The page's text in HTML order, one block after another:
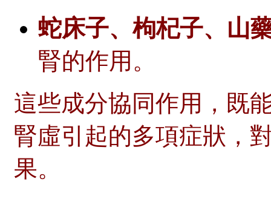
蛇床子、枸杞子、山
腎的作用。
這些成分協同作用，既
腎虛引起的多項症狀，
果。